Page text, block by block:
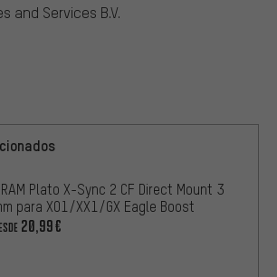
and Services B.V.
Plato X-Sync 2 CF Direct Mount 3
para X01/XX1/GX Eagle Boost
20,99€